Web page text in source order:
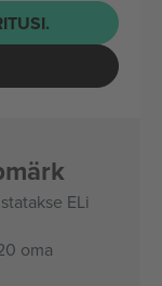
ELi
oma